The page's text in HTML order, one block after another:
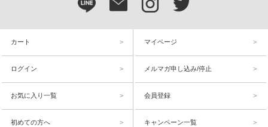
カート マイページ
ログイン メルマガ申し込み/停止
お気に入り一覧 会員登録
初めての方へ キャンペーン一覧